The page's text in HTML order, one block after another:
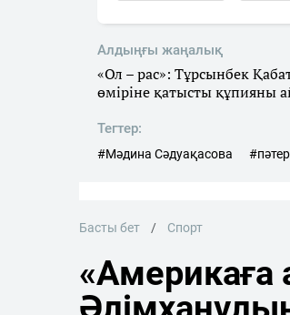
Алдыңғы жаңалық
«Ол – рас»: Тұрсынбек
өміріне қатысты құпияны
Тегтер:
#Мәдина Сәдуақасова #пәтер
Басты бет Спорт
«Америкаға